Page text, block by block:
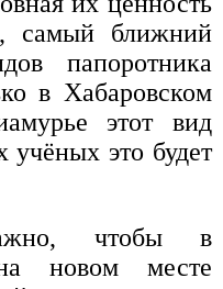
самый ближний
папоротника
в Хабаровском
этот вид
учёных это будет
чтобы в
новом месте